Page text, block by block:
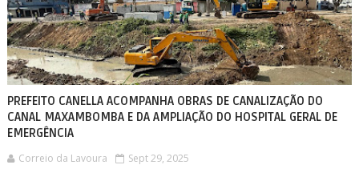
PREFEITO CANELLA ACOMPANHA OBRAS DE CANALIZAÇÃO DO
CANAL MAXAMBOMBA E DA AMPLIAÇÃO DO HOSPITAL GERAL DE
EMERGÊNCIA
Correio da Lavoura Sept 29, 2025